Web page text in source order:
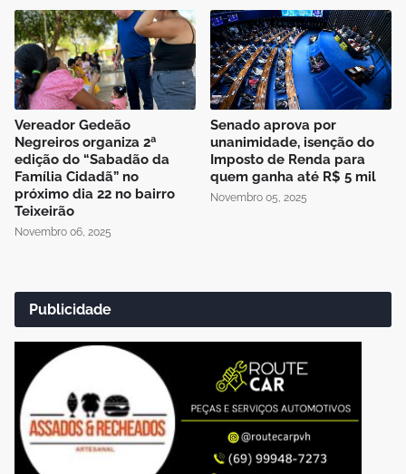
Vereador Gedeão
Negreiros organiza 2ª
edição do “Sabadão da
Família Cidadã” no
próximo dia 22 no bairro
Teixeirão
Novembro 06, 2025
Senado aprova por
unanimidade, isenção do
Imposto de Renda para
quem ganha até R$ 5 mil
Novembro 05, 2025
Publicidade